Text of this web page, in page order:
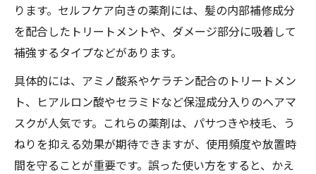
ります。セルフケア向きの薬剤には、髪の内部補修成分
を配合したトリートメントや、ダメージ部分に吸着して
補強するタイプなどがあります。
具体的には、アミノ酸系やケラチン配合のトリートメン
ト、ヒアルロン酸やセラミドなど保湿成分入りのヘアマ
スクが人気です。これらの薬剤は、パサつきや枝毛、う
ねりを抑える効果が期待できますが、使用頻度や放置時
間を守ることが重要です。誤った使い方をすると、かえ